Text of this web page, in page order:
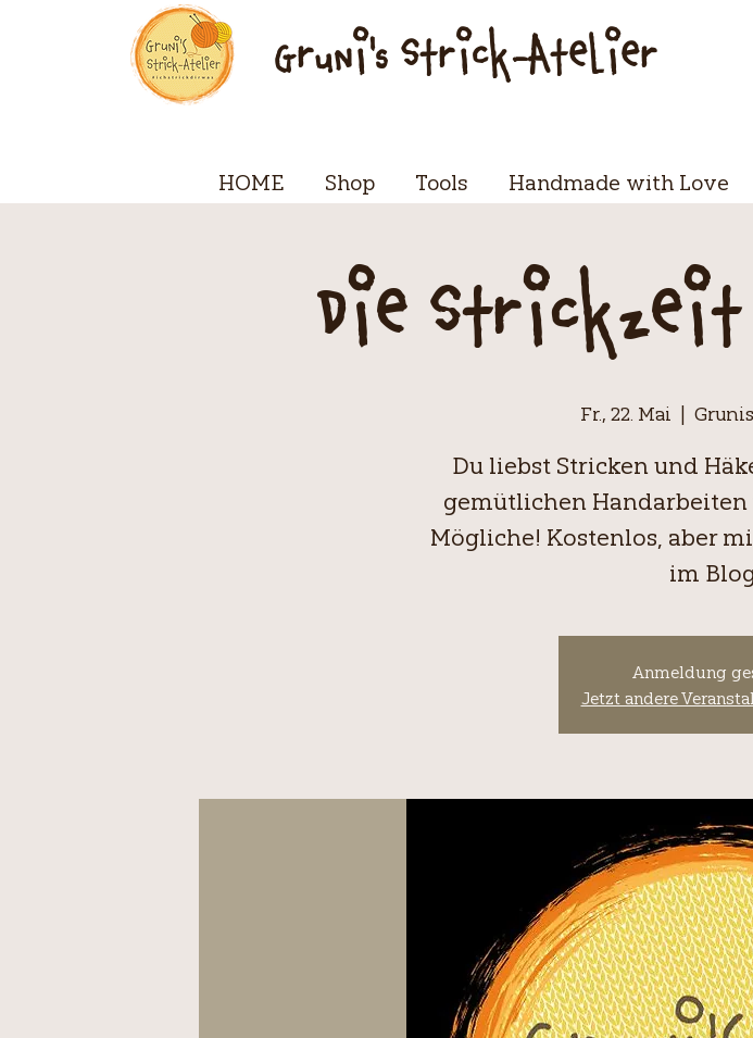
Gruni's Strick-Atelier
HOME Shop Tools Handmade with Love
Die
Fr., 22. Mai
  |
Du liebst Stricken und
gemütlichen Handarbeiten
Mögliche! Kostenlos, aber
im
Anmeldung
Jetzt andere